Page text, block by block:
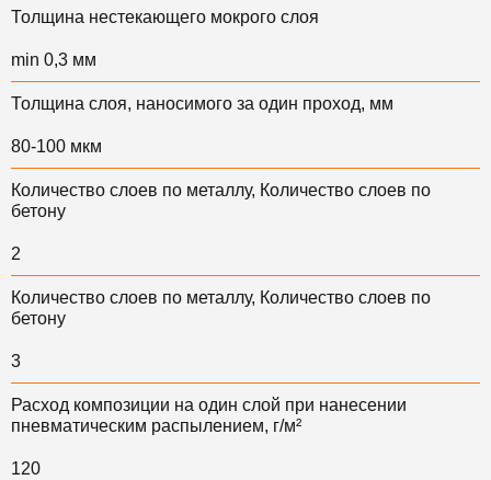
Толщина нестекающего мокрого слоя
min 0,3 мм
Толщина слоя, наносимого за один проход, мм
80-100 мкм
Количество слоев по металлу, Количество слоев по
бетону
2
Количество слоев по металлу, Количество слоев по
бетону
3
Расход композиции на один слой при нанесении
пневматическим распылением, г/м²
120